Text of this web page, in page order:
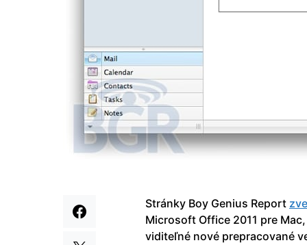
Stránky Boy Genius Report
Microsoft Office 2011 pre
viditeľné nové prepracované